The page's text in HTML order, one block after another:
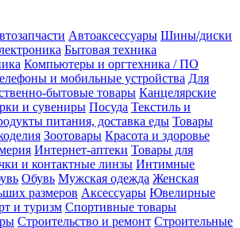
Автоаксессуары Шины/диски
Бытовая техника
Компьютеры и оргтехника / ПО
и мобильные устройства Для
бытовые товары Канцелярские
и сувениры Посуда Текстиль и
питания, доставка еды Товары
Зоотовары Красота и здоровье
Интернет-аптеки Товары для
и контактные линзы Интимные
Обувь Мужская одежда Женская
размеров Аксессуары Ювелирные
и туризм Спортивные товары
Строительство и ремонт Строительные